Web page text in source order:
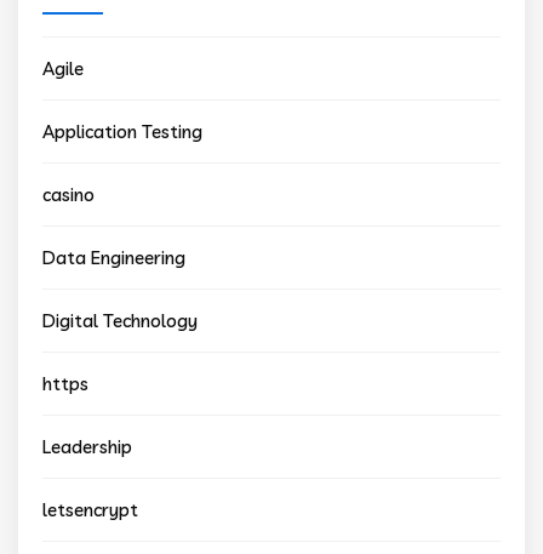
Agile
Application Testing
casino
Data Engineering
Digital Technology
https
Leadership
letsencrypt